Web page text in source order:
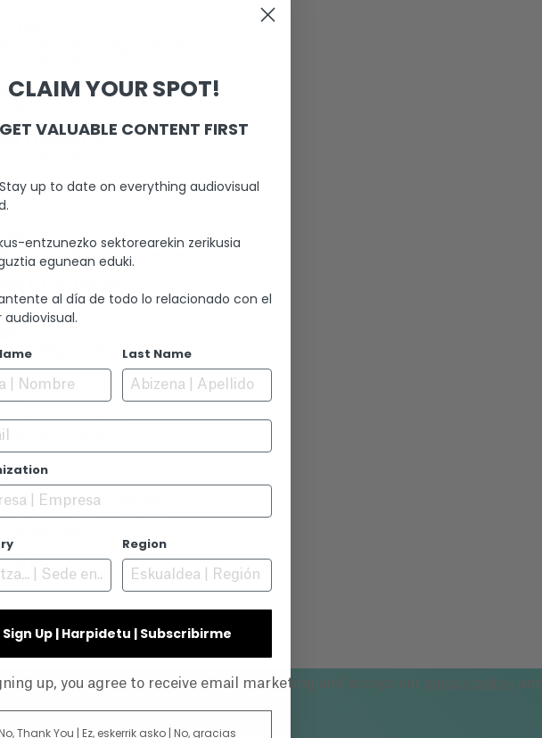
ARTÍSTICA
Bereikua Barinagarrementeria
San Miguel Asensio
Alegria Ituarte
Eguileor
Gorricho
Briega Fernández
De los Toyos Kareaga
CLAIM YOUR SPOT!
VALUABLE CONTENT FIRST
Stay up to date on everything audiovisual
entzunezko sektorearekin zerikusia
egunean eduki.
al día de todo lo relacionado con el
Last Name
Region
Sign Up | Harpidetu | Subscribirme
up, you agree to receive email marketing and accept our privacy policy,
Thank You | Ez, eskerrik asko | No, gracias